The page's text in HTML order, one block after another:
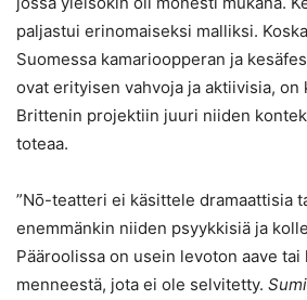
paljastui erinomaiseksi malliksi.
Suomessa kamarioopperan ja
ovat erityisen vahvoja ja aktiivisia, on
Brittenin projektiin juuri niiden
toteaa.
”Nō-teatteri ei käsittele dramaattisia
enemmänkin niiden psyykkisiä ja
Pääroolissa on usein levoton aave
menneestä, jota ei ole selvitetty.